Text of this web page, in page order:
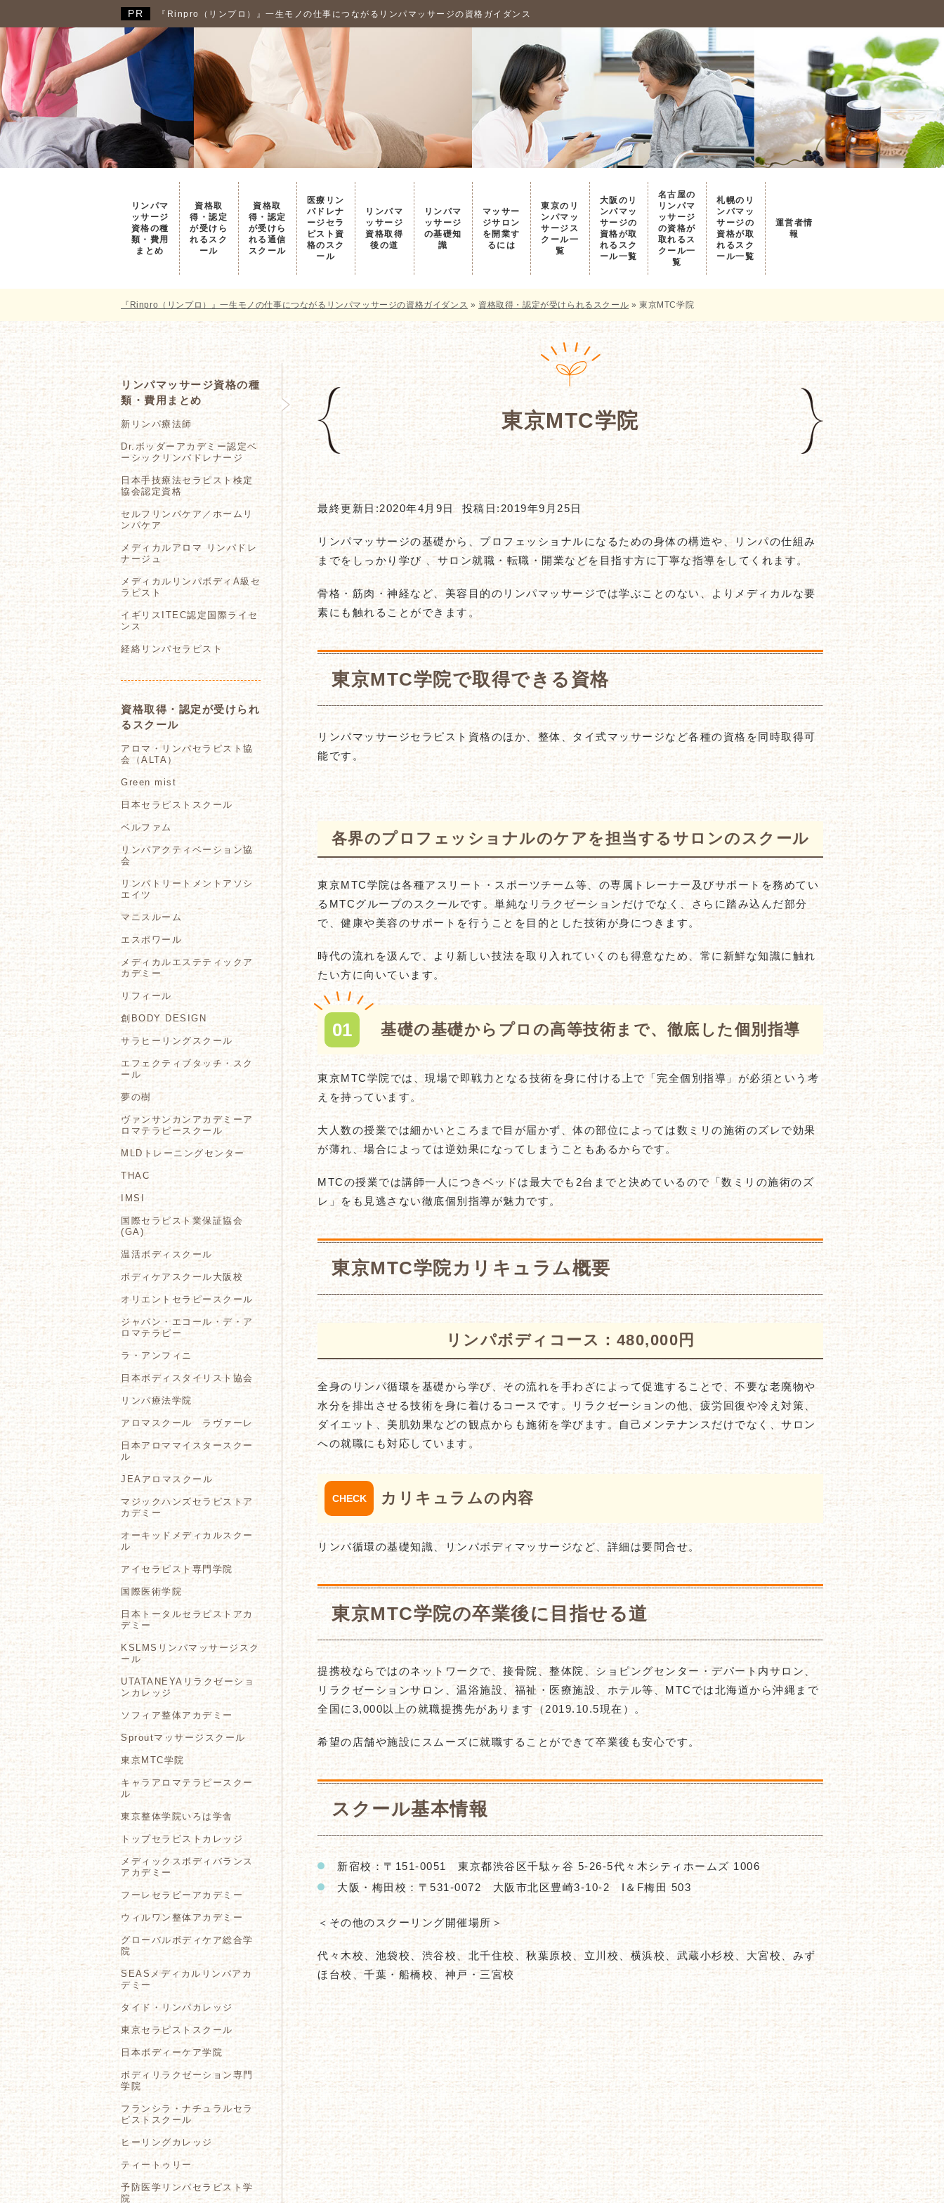
『Rinpro（リンプロ）』一生モノの仕事につながるリンパマッサージの資格ガイダンス
リンパマ
ッサージ
資格の種
類・費用
まとめ
資格取
得・認定
が受けら
れるスク
ール
資格取
得・認定
が受けら
れる通信
スクール
医療リン
パドレナ
ージセラ
ピスト資
格のスク
ール
リンパマ
ッサージ
資格取得
後の道
リンパマ
ッサージ
の基礎知
識
マッサー
ジサロン
を開業す
るには
東京のリ
ンパマッ
サージス
クール一
覧
大阪のリ
ンパマッ
サージの
資格が取
れるスク
ール一覧
名古屋の
リンパマ
ッサージ
の資格が
取れるス
クール一
覧
札幌のリ
ンパマッ
サージの
資格が取
れるスク
ール一覧
運営者情
報
『Rinpro（リンプロ）』一生モノの仕事につながるリンパマッサージの資格ガイダンス » 資格取得・認定が受けられるスクール »東京MTC学院
東京MTC学院
最終更新日:2020年4月9日 投稿日:2019年9月25日
リンパマッサージの基礎から、プロフェッショナルになるための身体の構造や、リンパの仕組み
までをしっかり学び 、サロン就職・転職・開業などを目指す方に丁寧な指導をしてくれます。
骨格・筋肉・神経など、美容目的のリンパマッサージでは学ぶことのない、よりメディカルな要
素にも触れることができます。
東京MTC学院で取得できる資格
リンパマッサージセラピスト資格のほか、整体、タイ式マッサージなど各種の資格を同時取得可
能です。
各界のプロフェッショナルのケアを担当するサロンのスクール
東京MTC学院は各種アスリート・スポーツチーム等、の専属トレーナー及びサポートを務めてい
るMTCグループのスクールです。単純なリラクゼーションだけでなく、さらに踏み込んだ部分
で、健康や美容のサポートを行うことを目的とした技術が身につきます。
時代の流れを汲んで、より新しい技法を取り入れていくのも得意なため、常に新鮮な知識に触れ
たい方に向いています。
基礎の基礎からプロの高等技術まで、徹底した個別指導
東京MTC学院では、現場で即戦力となる技術を身に付ける上で「完全個別指導」が必須という考
えを持っています。
大人数の授業では細かいところまで目が届かず、体の部位によっては数ミリの施術のズレで効果
が薄れ、場合によっては逆効果になってしまうこともあるからです。
MTCの授業では講師一人につきベッドは最大でも2台までと決めているので「数ミリの施術のズ
レ」をも見逃さない徹底個別指導が魅力です。
東京MTC学院カリキュラム概要
リンパボディコース：480,000円
全身のリンパ循環を基礎から学び、その流れを手わざによって促進することで、不要な老廃物や
水分を排出させる技術を身に着けるコースです。リラクゼーションの他、疲労回復や冷え対策、
ダイエット、美肌効果などの観点からも施術を学びます。自己メンテナンスだけでなく、サロン
への就職にも対応しています。
カリキュラムの内容
リンパ循環の基礎知識、リンパボディマッサージなど、詳細は要問合せ。
東京MTC学院の卒業後に目指せる道
提携校ならではのネットワークで、接骨院、整体院、ショピングセンター・デパート内サロン、
リラクゼーションサロン、温浴施設、福祉・医療施設、ホテル等、MTCでは北海道から沖縄まで
全国に3,000以上の就職提携先があります（2019.10.5現在）。
希望の店舗や施設にスムーズに就職することができて卒業後も安心です。
スクール基本情報
新宿校：〒151-0051 東京都渋谷区千駄ヶ谷 5-26-5代々木シティホームズ 1006
大阪・梅田校：〒531-0072 大阪市北区豊崎3-10-2 I＆F梅田 503
＜その他のスクーリング開催場所＞
代々木校、池袋校、渋谷校、北千住校、秋葉原校、立川校、横浜校、武蔵小杉校、大宮校、みず
ほ台校、千葉・船橋校、神戸・三宮校
リンパマッサージ資格の種
類・費用まとめ
新リンパ療法師
Dr.ボッダーアカデミー認定ベ
ーシックリンパドレナージ
日本手技療法セラピスト検定
協会認定資格
セルフリンパケア／ホームリ
ンパケア
メディカルアロマ リンパドレ
ナージュ
メディカルリンパボディA級セ
ラピスト
イギリスITEC認定国際ライセ
ンス
経絡リンパセラピスト
資格取得・認定が受けられ
るスクール
アロマ・リンパセラピスト協
会（ALTA）
Green mist
日本セラピストスクール
ベルファム
リンパアクティベーション協
会
リンパトリートメントアソシ
エイツ
マニスルーム
エスポワール
メディカルエステティックア
カデミー
リフィール
創BODY DESIGN
サラヒーリングスクール
エフェクティブタッチ・スク
ール
夢の樹
ヴァンサンカンアカデミーア
ロマテラピースクール
MLDトレーニングセンター
THAC
IMSI
国際セラピスト業保証協会
(GA)
温活ボディスクール
ボディケアスクール大阪校
オリエントセラピースクール
ジャパン・エコール・デ・ア
ロマテラピー
ラ・アンフィニ
日本ボディスタイリスト協会
リンパ療法学院
アロマスクール ラヴァーレ
日本アロママイスタースクー
ル
JEAアロマスクール
マジックハンズセラピストア
カデミー
オーキッドメディカルスクー
ル
アイセラピスト専門学院
国際医術学院
日本トータルセラピストアカ
デミー
KSLMSリンパマッサージスク
ール
UTATANEYAリラクゼーショ
ンカレッジ
ソフィア整体アカデミー
Sproutマッサージスクール
東京MTC学院
キャラアロマテラピースクー
ル
東京整体学院いろは学舎
トップセラピストカレッジ
メディックスボディバランス
アカデミー
フーレセラピーアカデミー
ウィルワン整体アカデミー
グローバルボディケア総合学
院
SEASメディカルリンパアカ
デミー
タイド・リンパカレッジ
東京セラピストスクール
日本ボディーケア学院
ボディリラクゼーション専門
学院
フランシラ・ナチュラルセラ
ピストスクール
ヒーリングカレッジ
ティートゥリー
予防医学リンパセラピスト学
院